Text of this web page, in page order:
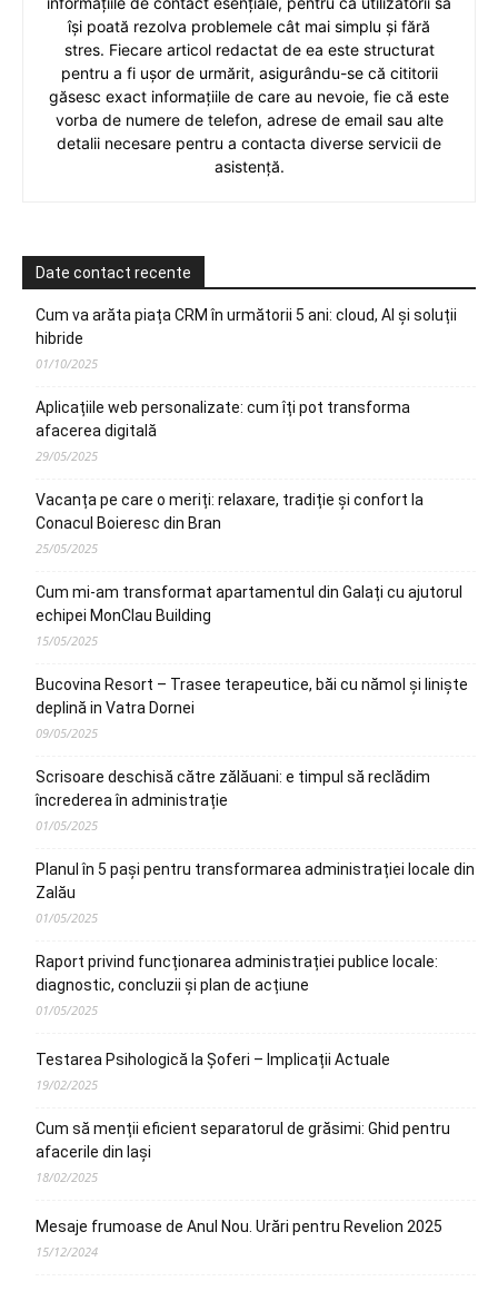
își poată rezolva problemele cât mai simplu și fără
stres. Fiecare articol redactat de ea este structurat
pentru a fi ușor de urmărit, asigurându-se că cititorii
găsesc exact informațiile de care au nevoie, fie că este
vorba de numere de telefon, adrese de email sau alte
detalii necesare pentru a contacta diverse servicii de
asistență.
Date contact recente
Cum va arăta piața CRM în următorii 5 ani: cloud, AI și soluții
hibride
01/10/2025
Aplicațiile web personalizate: cum îți pot transforma
afacerea digitală
29/05/2025
Vacanța pe care o meriți: relaxare, tradiție și confort la
Conacul Boieresc din Bran
25/05/2025
Cum mi-am transformat apartamentul din Galați cu ajutorul
echipei MonClau Building
15/05/2025
Bucovina Resort – Trasee terapeutice, băi cu nămol și liniște
deplină in Vatra Dornei
09/05/2025
Scrisoare deschisă către zălăuani: e timpul să reclădim
încrederea în administrație
01/05/2025
Planul în 5 pași pentru transformarea administrației locale din
Zalău
01/05/2025
Raport privind funcționarea administrației publice locale:
diagnostic, concluzii și plan de acțiune
01/05/2025
Testarea Psihologică la Șoferi – Implicații Actuale
19/02/2025
Cum să menții eficient separatorul de grăsimi: Ghid pentru
afacerile din Iași
18/02/2025
Mesaje frumoase de Anul Nou. Urări pentru Revelion 2025
15/12/2024